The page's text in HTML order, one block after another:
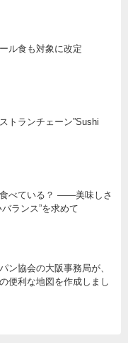
ル食も対象に改定
トランチェーン”Sushi
べている？ ――美味しさ
ランス”を求めて
ン協会の大阪事務局が、
便利な地図を作成しまし